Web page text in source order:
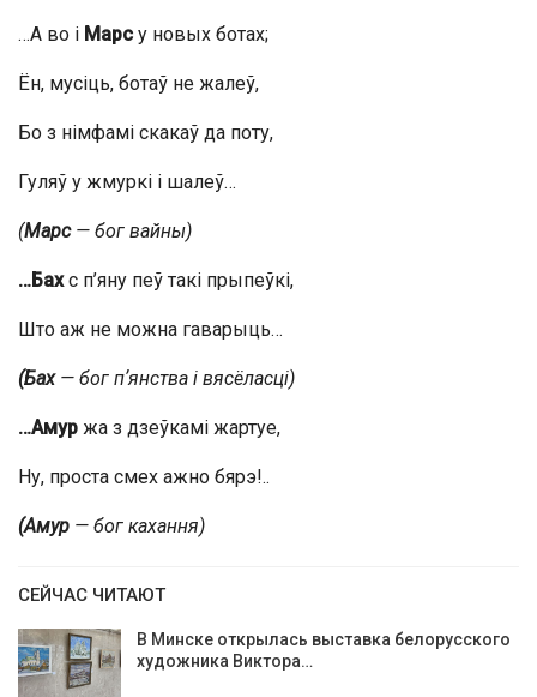
…А во і Марс у новых ботах;
Ён, мусіць, ботаў не жалеў,
Бо з німфамі скакаў да поту,
Гуляў у жмуркі і шалеў…
(Марс— бог вайны)
…Бахс п’яну пеў такі прыпеўкі,
Што аж не можна гаварыць…
(Бах— бог пʼянства і вясёласці)
…Амур жа з дзеўкамі жартуе,
Ну, проста смех ажно бярэ!..
(Амур — бог кахання)
СЕЙЧАС ЧИТАЮТ
В Минске открылась выставка белорусского
художника Виктора…